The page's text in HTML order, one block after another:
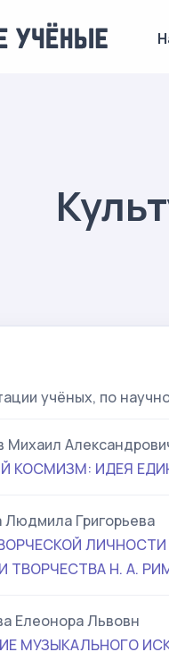
учёных, по
Михаил
КОСМИЗМ: ИДЕЯ
Людмила Григорьева
ТВОРЧЕСТВА Н. А.
Елеонора Львовн
МУЗЫКАЛЬНОГО